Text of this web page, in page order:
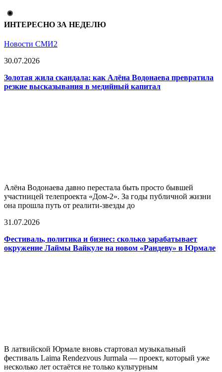
ИНТЕРЕСНО ЗА НЕДЕЛЮ
Новости СМИ2
30.07.2026
Золотая жила скандала: как Алёна Водонаева превратила
резкие высказывания в медийный капитал
Алёна Водонаева давно перестала быть просто бывшей
участницей телепроекта «Дом-2». За годы публичной жизни
она прошла путь от реалити-звезды до
31.07.2026
Фестиваль, политика и бизнес: сколько зарабатывает
окружение Лаймы Вайкуле на новом «Рандеву» в Юрмале
В латвийской Юрмале вновь стартовал музыкальный
фестиваль Laima Rendezvous Jurmala — проект, который уже
несколько лет остаётся не только культурным